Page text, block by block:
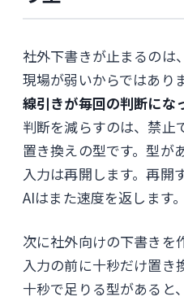
社外下書きが止まるのは、
現場が弱いからではあり
線引きが毎回の判断にな
判断を減らすのは、禁止
置き換えの型です。型が
入力は再開します。再開
AIはまた速度を返します。
次に社外向けの下書きを
入力の前に十秒だけ置き
十秒で足りる型があると、